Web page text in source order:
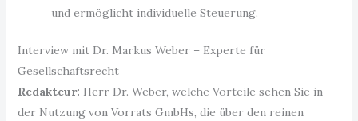
und ermöglicht individuelle Steuerung.
Interview mit Dr. Markus Weber – Experte für
Gesellschaftsrecht
Redakteur: Herr Dr. Weber, welche Vorteile sehen Sie in
der Nutzung von Vorrats GmbHs, die über den reinen